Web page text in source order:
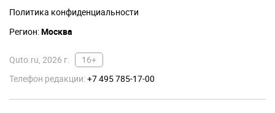
Политика конфиденциальности
Регион:Москва
Quto.ru, 2026 г.
16+
Телефон редакции:+7 495 785-17-00